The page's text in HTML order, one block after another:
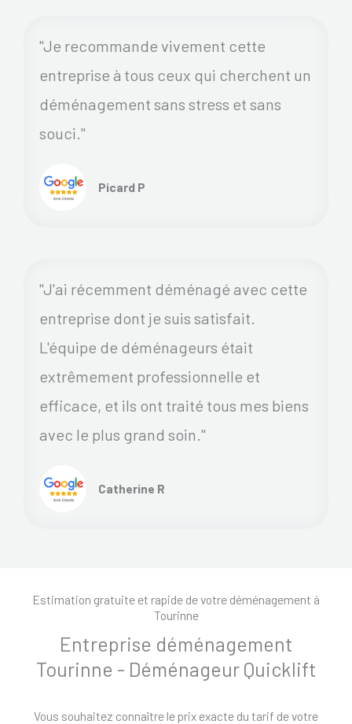
"Je recommande vivement cette
entreprise à tous ceux qui cherchent un
déménagement sans stress et sans
souci."
Picard P
"J'ai récemment déménagé avec cette
entreprise dont je suis satisfait.
L'équipe de déménageurs était
extrêmement professionnelle et
efficace, et ils ont traité tous mes biens
avec le plus grand soin."
Catherine R
Estimation gratuite et rapide de votre déménagement à
Tourinne
Entreprise déménagement
Tourinne - Déménageur Quicklift
Vous souhaitez connaître le prix exacte du tarif de votre